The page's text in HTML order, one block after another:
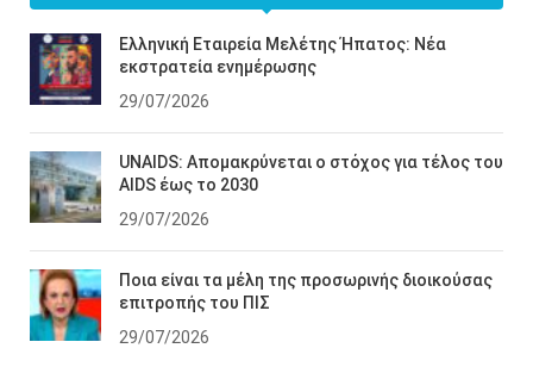
Ελληνική Εταιρεία Μελέτης Ήπατος: Νέα
εκστρατεία ενημέρωσης
29/07/2026
UNAIDS: Απομακρύνεται ο στόχος για τέλος του
AIDS έως το 2030
29/07/2026
Ποια είναι τα μέλη της προσωρινής διοικούσας
επιτροπής του ΠΙΣ
29/07/2026